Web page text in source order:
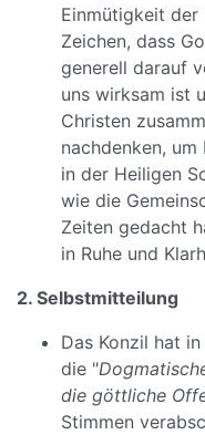
Einmütigkeit der
Zeichen, dass
generell darauf
uns wirksam ist
Christen
nachdenken,
in der Heiligen
wie die
Zeiten gedacht
in Ruhe und
2. Selbstmitteilung
Das Konzil hat
die "
die göttliche
Stimmen